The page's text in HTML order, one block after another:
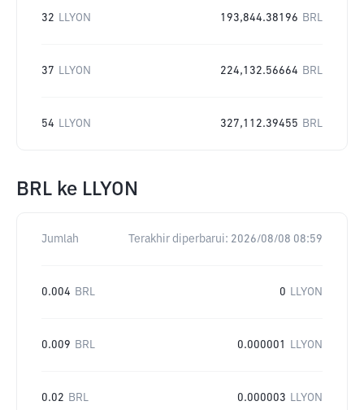
32 LLYON 193,844.38196 BRL
37 LLYON 224,132.56664 BRL
54 LLYON 327,112.39455 BRL
BRL ke LLYON
Jumlah Terakhir diperbarui: 2026/08/08 08:59
0.004 BRL 0 LLYON
0.009 BRL 0.000001 LLYON
0.02 BRL 0.000003 LLYON